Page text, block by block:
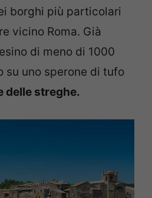
borghi più particolari
vicino Roma. Già
di meno di 1000
su uno sperone di tufo
delle streghe.